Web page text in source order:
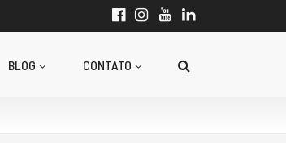
BLOG CONTATO